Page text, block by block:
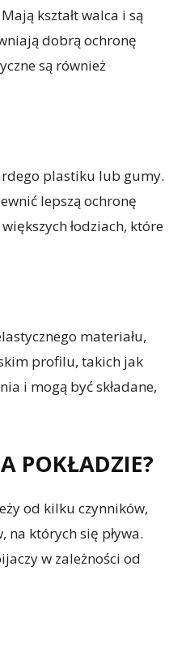
kształt walca i są
dobrą ochronę
są również
plastiku lub gumy.
lepszą ochronę
łodziach, które
materiału,
profilu, takich jak
i mogą być składane,
POKŁADZIE?
od kilku czynników,
których się pływa.
w zależności od